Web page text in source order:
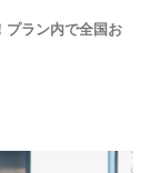
プラン内で全国お